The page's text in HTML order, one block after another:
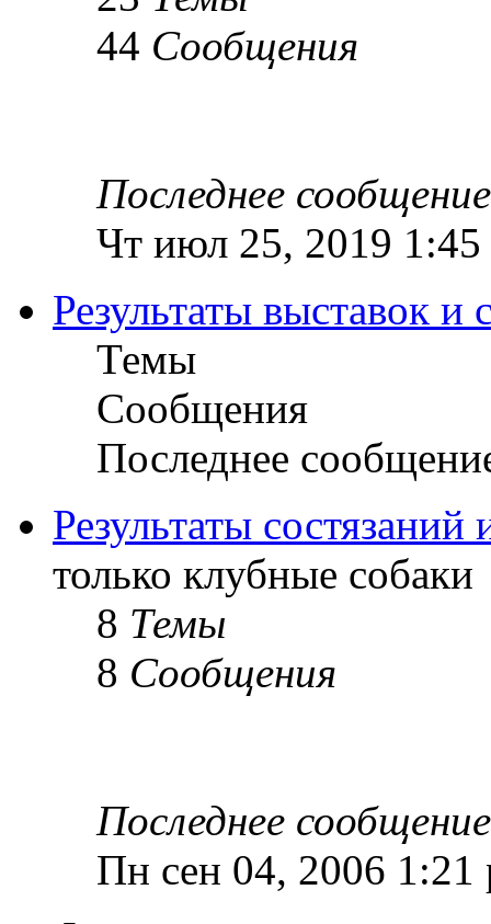
44 Сообщения
Последнее сообщение
Чт июл 25, 2019 1:45
Результаты выставок и
Темы
Сообщения
Последнее
Результаты
только клубные собаки
8 Темы
8 Сообщения
Последнее сообщение
Пн сен 04, 2006 1:21